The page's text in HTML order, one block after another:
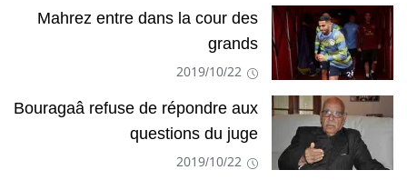
Mahrez entre dans la cour des
grands
2019/10/22
Bouragaâ refuse de répondre aux
questions du juge
2019/10/22